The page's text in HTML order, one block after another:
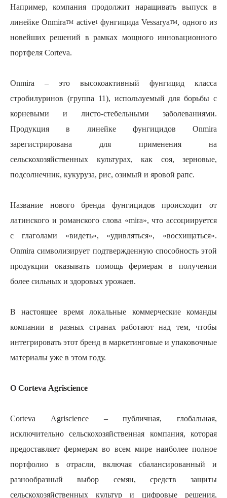
Например, компания продолжит наращивать выпуск в
линейкеOnmiraTM active1фунгицидаVessaryaTM, одного из
новейших решений в рамках мощного инновационного
портфеля Corteva.
Onmira – это высокоактивный фунгицид класса
стробилуринов (группа 11), используемый для борьбы с
корневыми и листо-стебельными заболеваниями.
Продукция в линейке фунгицидов Onmira
зарегистрирована для применения на
сельскохозяйственных культурах, как соя, зерновые,
подсолнечник, кукуруза, рис, озимый и яровой рапс.
Название нового бренда фунгицидов происходит от
латинского и романского слова «mira», что ассоциируется
с глаголами «видеть», «удивляться», «восхищаться».
Onmira символизирует подтвержденную способность этой
продукции оказывать помощь фермерам в получении
более сильных и здоровых урожаев.
В настоящее время локальные коммерческие команды
компании в разных странах работают над тем, чтобы
интегрировать этот бренд в маркетинговые и упаковочные
материалы уже в этом году.
О Corteva Agriscience
Corteva Agriscience– публичная, глобальная,
исключительно сельскохозяйственная компания, которая
предоставляет фермерам во всем мире наиболее полное
портфолио в отрасли, включая сбалансированный и
разнообразный выбор семян, средств защиты
сельскохозяйственных культур и цифровые решения,